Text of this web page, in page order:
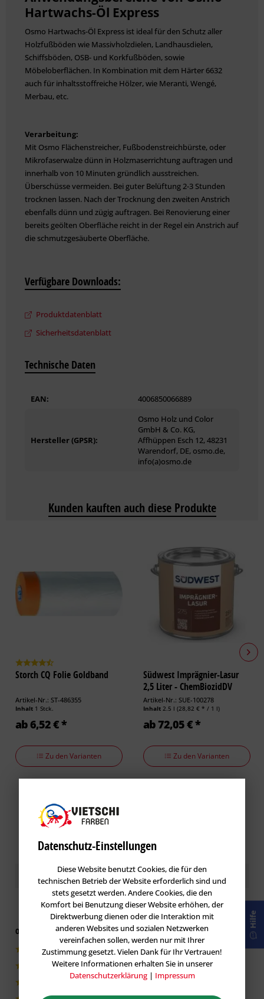
Hartwachs-Öl Express
Osmo Hartwachs-Öl Express ist ideal für den Schutz aller
Holzfußböden wie Massivholzdielen, Landhausdielen,
Schiffsböden, OSB- und Korkfußböden, sowie
Möbeloberflächen. In Kombination mit dem Härter 6632
auch für inhaltsstoffreiche Hölzer, wie Meranti, Wengé,
Merbau, etc.
Verarbeitung:
Mit Osmo Flächenstreicher, Fußbodenstreichbürste, oder
Mikrofaserwalze dünn in Holzmaserrichtung auftragen und
innerhalb von 10 Minuten gründlich ausstreichen.
Überschüsse vermeiden. Bei guter Belüftung 2-3 Stunden
trocknen lassen. Nach der Trocknung den zweiten Anstrich
ebenfalls dünn und zügig auftragen. Bei Renovierung einer
bereits geölten Oberfläche reicht in der Regel ein Anstrich auf
die schmutzgesäuberte Oberfläche.
Produktdatenblatt entnehmen.
Verfügbare Downloads:
Produktdatenblatt
Sicherheitsdatenblatt
Technische Daten
EAN: 4006850066889
Hersteller (GPSR):
Osmo Holz und Color
GmbH & Co. KG,
Affhüppen Esch 12, 48231
Warendorf, DE, osmo.de,
info(a)osmo.de
Kunden kauften auch diese Produkte
Storch CQ Folie Goldband
Artikel-Nr.: ST-486355
Inhalt 1 Stck.
ab 6,52 € *
Zu den Varianten
Südwest Imprägnier-Lasur
2,5 Liter - ChemBiozidDV
Artikel-Nr.: SUE-100278
Inhalt 2.5 l (28,82 € * / 1 l)
ab 72,05 € *
Zu den Varianten
Kundenbewertungen / Erfahrungen
0 von 5 basieren auf 0 Bewertungen
0|0%
0|0%
0|0%
Hilfe
Datenschutz-Einstellungen
Diese Website benutzt Cookies, die für den
technischen Betrieb der Website erforderlich sind und
stets gesetzt werden. Andere Cookies, die den
Komfort bei Benutzung dieser Website erhöhen, der
Direktwerbung dienen oder die Interaktion mit
anderen Websites und sozialen Netzwerken
vereinfachen sollen, werden nur mit Ihrer
Zustimmung gesetzt. Vielen Dank für Ihr Vertrauen!
Weitere Informationen erhalten Sie in unserer
Datenschutzerklärung| Impressum